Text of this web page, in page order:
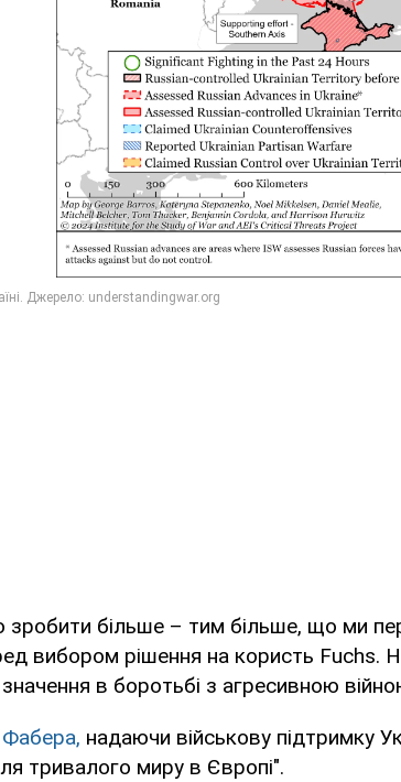
більше – тим більше, що ми
вибором рішення на користь Fuchs.
в боротьбі з агресивною
Фабера, надаючи військову підтримку
тривалого миру в Європі".